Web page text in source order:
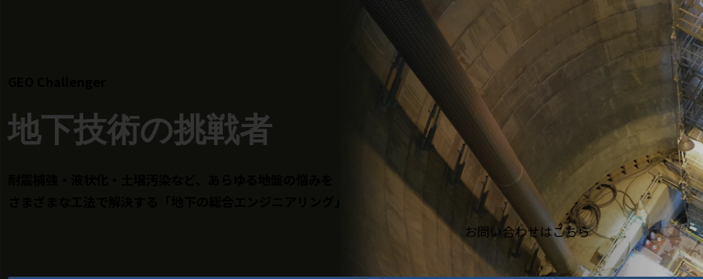
地下技術の挑戦者
お問い合わせはこちら